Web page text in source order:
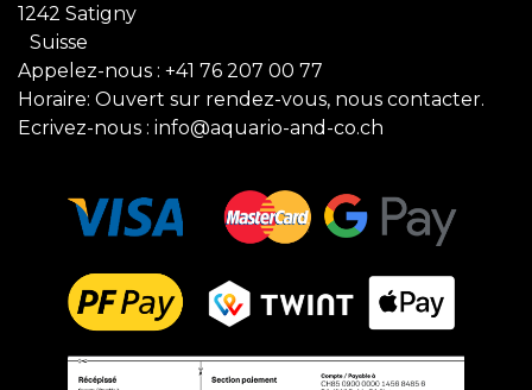
1242 Satigny
Suisse
Appelez-nous : +41 76 207 00 77
Horaire: Ouvert sur rendez-vous, nous contacter.
Ecrivez-nous : info@aquario-and-co.ch